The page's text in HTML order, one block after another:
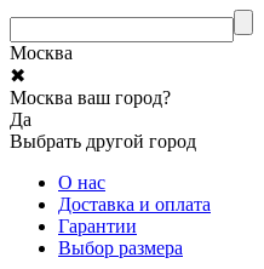
Москва
✖
Москва ваш город?
Да
Выбрать другой город
О нас
Доставка и оплата
Гарантии
Выбор размера